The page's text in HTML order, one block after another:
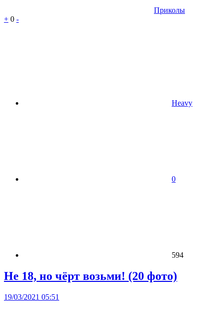
Приколы
+ 0 -
Heavy
0
594
Не 18, но чёрт возьми! (20 фото)
19/03/2021 05:51